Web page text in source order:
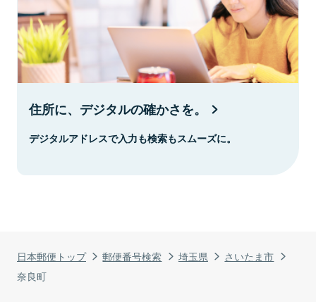
日本郵便トップ 郵便番号検索 埼玉県
さいたま市
奈良町
住所に、デジタルの確かさを。
デジタルアドレスで入力も検索もスムーズに。